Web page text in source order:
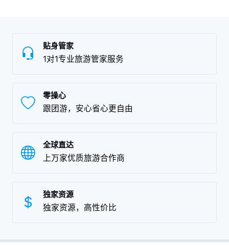
贴身管家
1对1专业旅游管家服务
零操心
跟团游，安心省心更自由
全球直达
上万家优质旅游合作商
独家资源
独家资源，高性价比